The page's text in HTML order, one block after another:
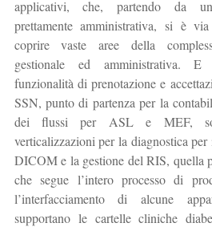
applicativi, che, partendo da
prettamente amministrativa, si è
coprire vaste aree della
gestionale ed amministrativa.
funzionalità di prenotazione e
SSN, punto di partenza per la
dei flussi per ASL e MEF,
verticalizzazioni per la diagnostica
DICOM e la gestione del RIS, quella
che segue l’intero processo di
l’interfacciamento di alcune
supportano le cartelle cliniche